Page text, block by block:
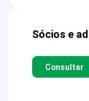
Sócios e
Consultar